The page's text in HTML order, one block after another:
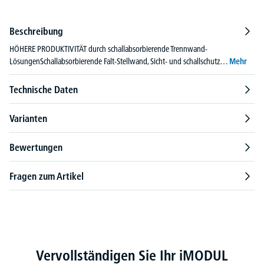
Beschreibung
HÖHERE PRODUKTIVITÄT durch schallabsorbierende Trennwand-
LösungenSchallabsorbierende Falt-Stellwand, Sicht- und schallschutz… Mehr
Technische Daten
Varianten
Bewertungen
Fragen zum Artikel
Produktgalerie überspringen
Vervollständigen Sie Ihr iMODUL